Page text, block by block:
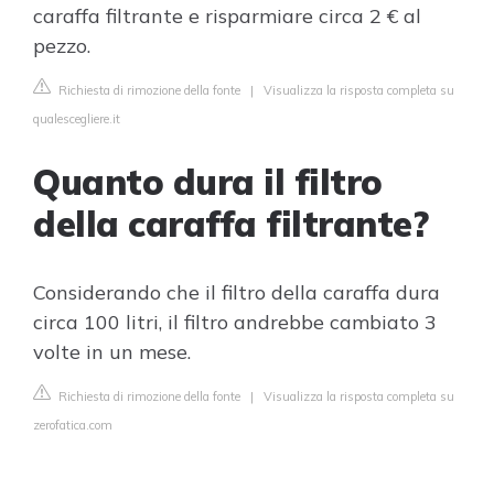
caraffa filtrante e risparmiare circa 2 € al
pezzo.
Richiesta di rimozione della fonte | Visualizza la risposta completa su
qualescegliere.it
Quanto dura il filtro
della caraffa filtrante?
Considerando che il filtro della caraffa dura
circa 100 litri, il filtro andrebbe cambiato 3
volte in un mese.
Richiesta di rimozione della fonte | Visualizza la risposta completa su
zerofatica.com